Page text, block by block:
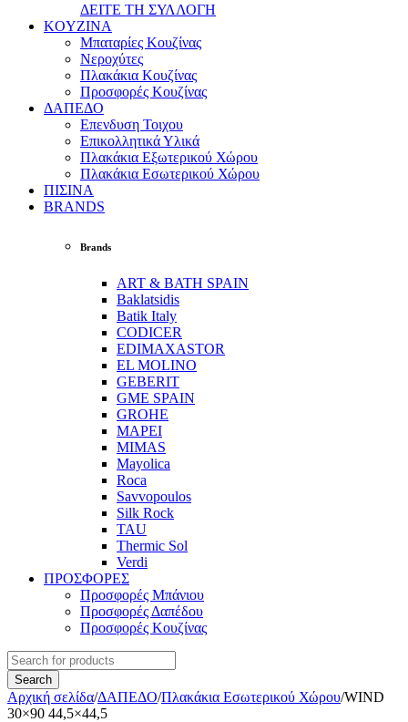
ΔΕΙΤΕ ΤΗ ΣΥΛΛΟΓΗ
KOYZINA
Μπαταρίες Κουζίνας
Νεροχύτες
Πλακάκια Κουζίνας
Προσφορές Κουζίνας
ΔΑΠΕΔΟ
Επενδυση Τοιχου
Επικολλητικά Υλικά
Πλακάκια Εξωτερικού Χώρου
Πλακάκια Εσωτερικού Χώρου
ΠΙΣΙΝΑ
BRANDS
Brands
ART & BATH SPAIN
Baklatsidis
Batik Italy
CODICER
EDIMAXASTOR
EL MOLINO
GEBERIT
GME SPAIN
GROHE
MAPEI
MIMAS
Mayolica
Roca
Savvopoulos
Silk Rock
TAU
Thermic Sol
Verdi
ΠΡΟΣΦΟΡΕΣ
Προσφορές Μπάνιου
Προσφορές Δαπέδου
Προσφορές Κουζίνας
Αρχική σελίδα/ΔΑΠΕΔΟ/Πλακάκια Εσωτερικού Χώρου/WIND
30×90 44,5×44,5